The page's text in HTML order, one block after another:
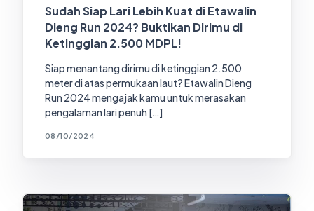
Sudah Siap Lari Lebih Kuat di Etawalin
Dieng Run 2024? Buktikan Dirimu di
Ketinggian 2.500 MDPL!
Siap menantang dirimu di ketinggian 2.500
meter di atas permukaan laut? Etawalin Dieng
Run 2024 mengajak kamu untuk merasakan
pengalaman lari penuh […]
08/10/2024